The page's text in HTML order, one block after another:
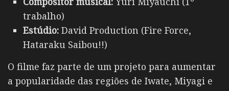
trabalho)
Estúdio: David Production (Fire Force,
Hataraku Saibou!!)
O filme faz parte de um projeto para aumentar
a popularidade das regiões de Iwate, Miyagi e